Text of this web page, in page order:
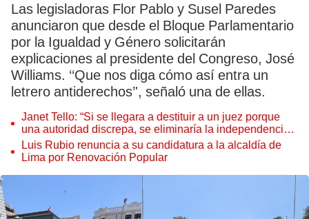
Las legisladoras Flor Pablo y Susel Paredes
anunciaron que desde el Bloque Parlamentario
por la Igualdad y Género solicitarán
explicaciones al presidente del Congreso, José
Williams. ‘‘Que nos diga cómo así entra un
letrero antiderechos’', señaló una de ellas.
Janet Tello: “Si se llegara a destituir a un juez porque
una autoridad discrepa, se eliminaría la independencia
judicial”
Luis Rubio renuncia a su candidatura a la alcaldía de
Lima por Renovación Popular